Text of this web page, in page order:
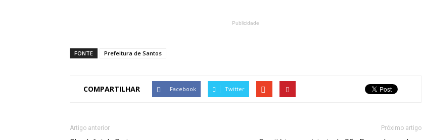
Publicidade
FONTE Prefeitura de Santos
COMPARTILHAR Facebook Twitter
Artigo anterior Próximo artigo